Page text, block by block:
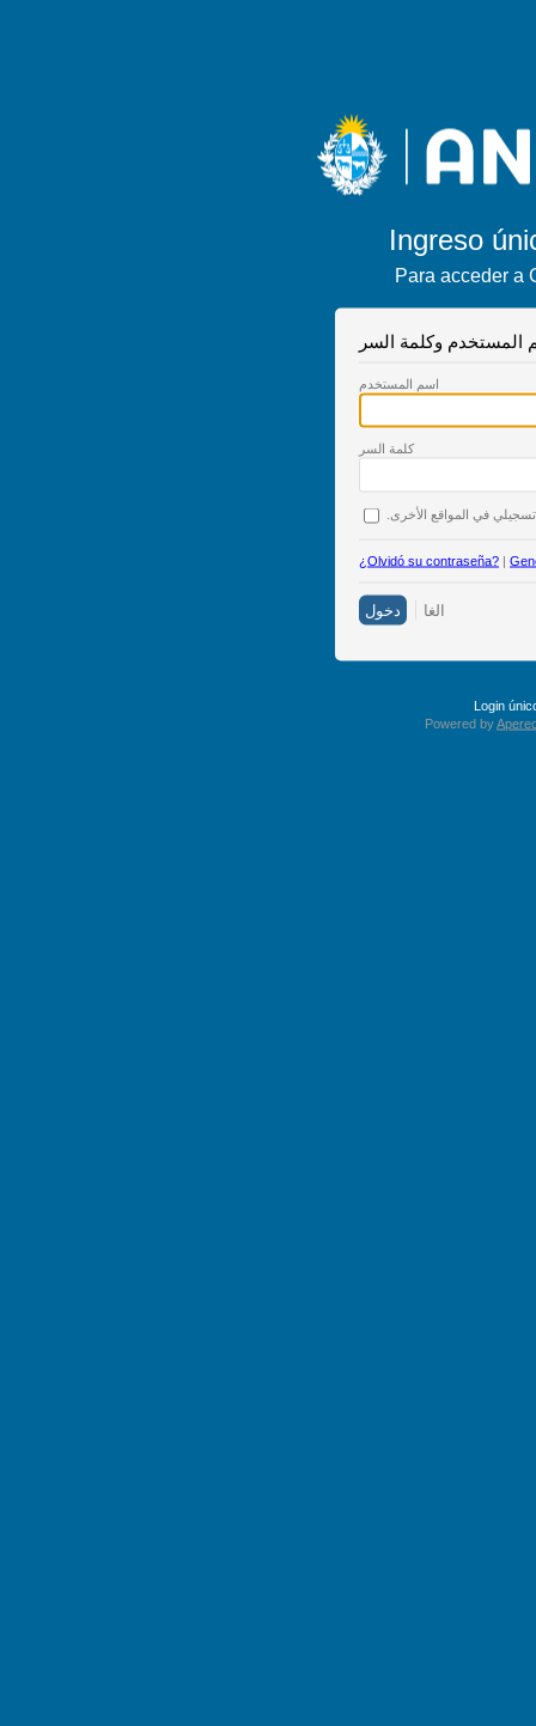
Ingreso
Para acceder a
المستخدم وكلمة السر
اسم المستخدم
كلمة السر
في المواقع الأخرى.
¿Olvidó su contraseña? |
Login
Powered by